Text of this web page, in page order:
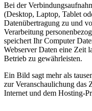
Bei der
(Desktop, Laptop, Tablet
Datenübertragung zu und
Verarbeitung
speichert Ihr Computer
Webserver Daten eine Zeit
Betrieb zu gewährleisten.
Ein Bild sagt mehr als
zur Veranschaulichung das
Internet und dem Hosting-